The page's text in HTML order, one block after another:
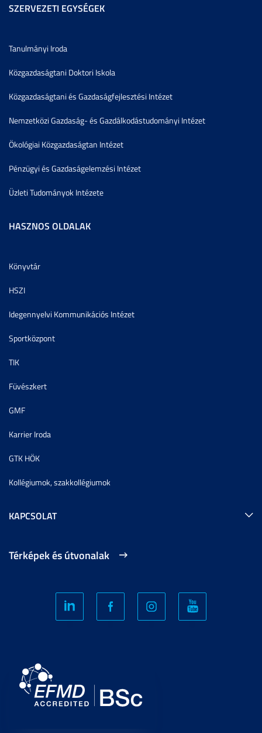
SZERVEZETI EGYSÉGEK
Tanulmányi Iroda
Közgazdaságtani Doktori Iskola
Közgazdaságtani és Gazdaságfejlesztési Intézet
Nemzetközi Gazdaság- és Gazdálkodástudományi Intézet
Ökológiai Közgazdaságtan Intézet
Pénzügyi és Gazdaságelemzési Intézet
Üzleti Tudományok Intézete
HASZNOS OLDALAK
Könyvtár
HSZI
Idegennyelvi Kommunikációs Intézet
Sportközpont
TIK
Füvészkert
GMF
Karrier Iroda
GTK HÖK
Kollégiumok, szakkollégiumok
KAPCSOLAT
Térképek és útvonalak